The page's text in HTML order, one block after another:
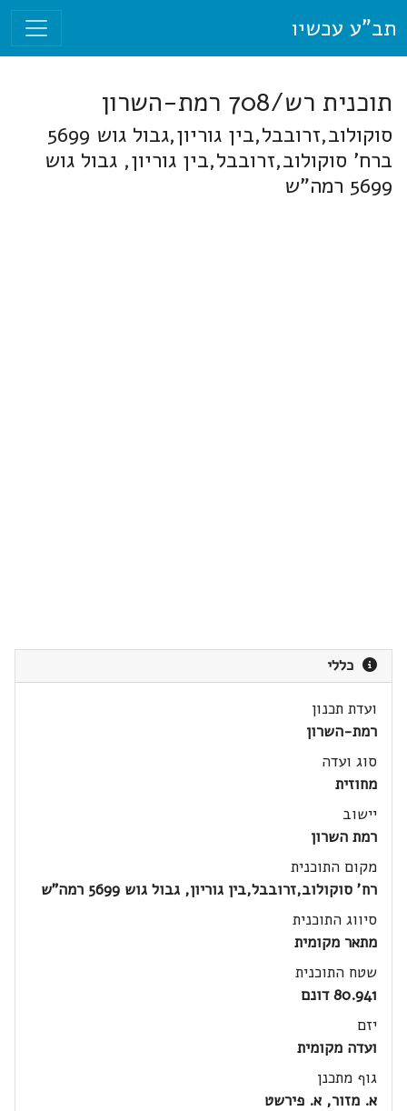
תב"ע עכשיו
תוכנית רש/708 רמת-השרון
סוקולוב,זרובבל,בין גוריון,גבול גוש 5699
ברח' סוקולוב,זרובבל,בין גוריון, גבול גוש
5699 רמה"ש
כללי
ועדת תכנון
רמת-השרון
סוג ועדה
מחוזית
יישוב
רמת השרון
מקום התוכנית
רח' סוקולוב,זרובבל,בין גוריון, גבול גוש 5699 רמה"ש
סיווג התוכנית
מתאר מקומית
שטח התוכנית
80.941 דונם
יזם
ועדה מקומית
גוף מתכנן
א. מזור, א. פירשט